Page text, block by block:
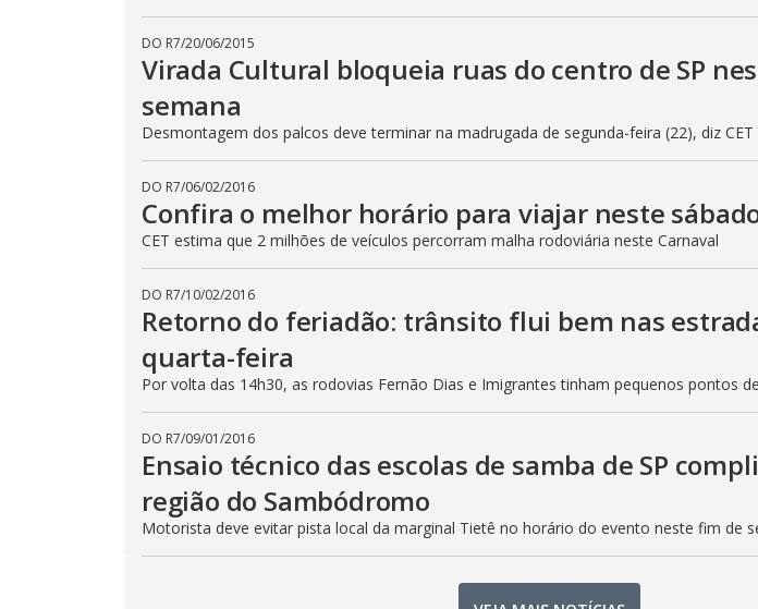
DO R7/20/06/2015
Virada Cultural bloqueia ruas do centro de SP
semana
Desmontagem dos palcos deve terminar na madrugada de segunda-feira (22), diz CET
DO R7/06/02/2016
Confira o melhor horário para viajar neste
CET estima que 2 milhões de veículos percorram malha rodoviária neste Carnaval
DO R7/10/02/2016
Retorno do feriadão: trânsito flui bem nas
quarta-feira
Por volta das 14h30, as rodovias Fernão Dias e Imigrantes tinham pequenos pontos
DO R7/09/01/2016
Ensaio técnico das escolas de samba de SP
região do Sambódromo
Motorista deve evitar pista local da marginal Tietê no horário do evento neste fim de